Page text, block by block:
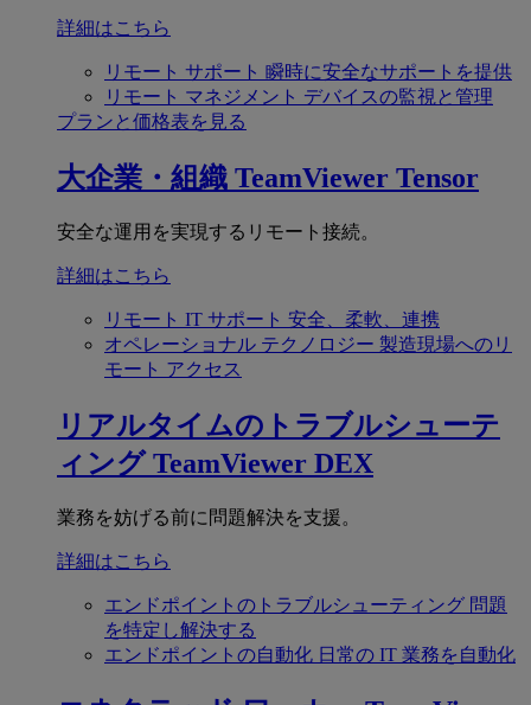
詳細はこちら
リモート サポート 瞬時に安全なサポートを提供
リモート マネジメント デバイスの監視と管理
プランと価格表を見る
大企業・組織 TeamViewer Tensor
安全な運用を実現するリモート接続。
詳細はこちら
リモート IT サポート 安全、柔軟、連携
オペレーショナル テクノロジー 製造現場へのリ
モート アクセス
リアルタイムのトラブルシューテ
ィング TeamViewer DEX
業務を妨げる前に問題解決を支援。
詳細はこちら
エンドポイントのトラブルシューティング 問題
を特定し解決する
エンドポイントの自動化 日常の IT 業務を自動化